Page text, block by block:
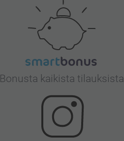
Bonusta kaikista tilauksista